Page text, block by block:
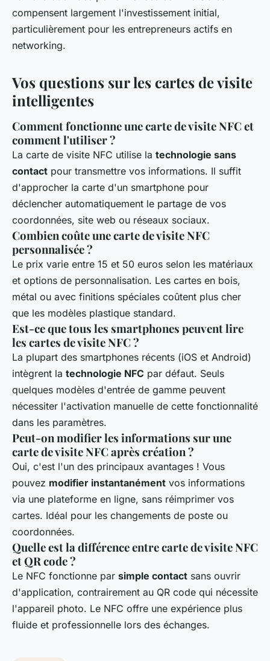
compensent largement l'investissement initial,
particulièrement pour les entrepreneurs actifs en
networking.
Vos questions sur les cartes de visite
intelligentes
Comment fonctionne une carte de visite NFC et
comment l'utiliser ?
La carte de visite NFC utilise la technologie sans
contact pour transmettre vos informations. Il suffit
d'approcher la carte d'un smartphone pour
déclencher automatiquement le partage de vos
coordonnées, site web ou réseaux sociaux.
Combien coûte une carte de visite NFC
personnalisée ?
Le prix varie entre 15 et 50 euros selon les matériaux
et options de personnalisation. Les cartes en bois,
métal ou avec finitions spéciales coûtent plus cher
que les modèles plastique standard.
Est-ce que tous les smartphones peuvent lire
les cartes de visite NFC ?
La plupart des smartphones récents (iOS et Android)
intègrent la technologie NFC par défaut. Seuls
quelques modèles d'entrée de gamme peuvent
nécessiter l'activation manuelle de cette fonctionnalité
dans les paramètres.
Peut-on modifier les informations sur une
carte de visite NFC après création ?
Oui, c'est l'un des principaux avantages ! Vous
pouvez modifier instantanément vos informations
via une plateforme en ligne, sans réimprimer vos
cartes. Idéal pour les changements de poste ou
coordonnées.
Quelle est la différence entre carte de visite NFC
et QR code ?
Le NFC fonctionne par simple contact sans ouvrir
d'application, contrairement au QR code qui nécessite
l'appareil photo. Le NFC offre une expérience plus
fluide et professionnelle lors des échanges.